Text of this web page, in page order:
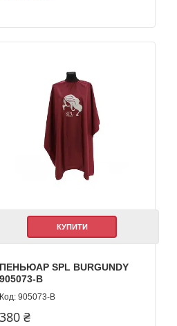
КУПИТИ
ПЕНЬЮАР SPL BURGUNDY
905073-B
905073-B
380 ₴